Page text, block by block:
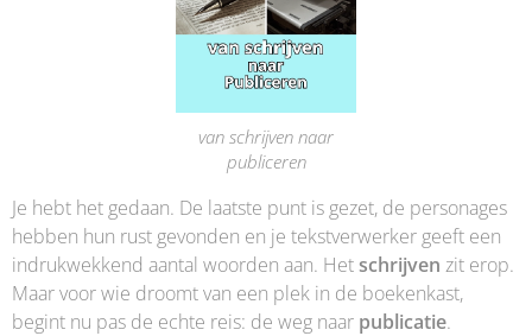
van schrijven naar
publiceren
Je hebt het gedaan. De laatste punt is gezet, de personages
hebben hun rust gevonden en je tekstverwerker geeft een
indrukwekkend aantal woorden aan. Hetschrijven zit erop.
Maar voor wie droomt van een plek in de boekenkast,
begint nu pas de echte reis: de weg naar publicatie.